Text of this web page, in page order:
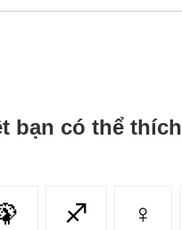
bạn có thể thích
♐ ♀